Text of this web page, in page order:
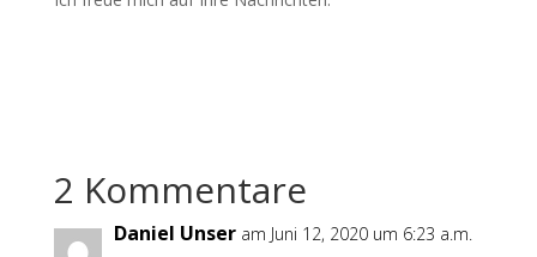
2 Kommentare
Daniel Unser am Juni 12, 2020 um 6:23 a.m.